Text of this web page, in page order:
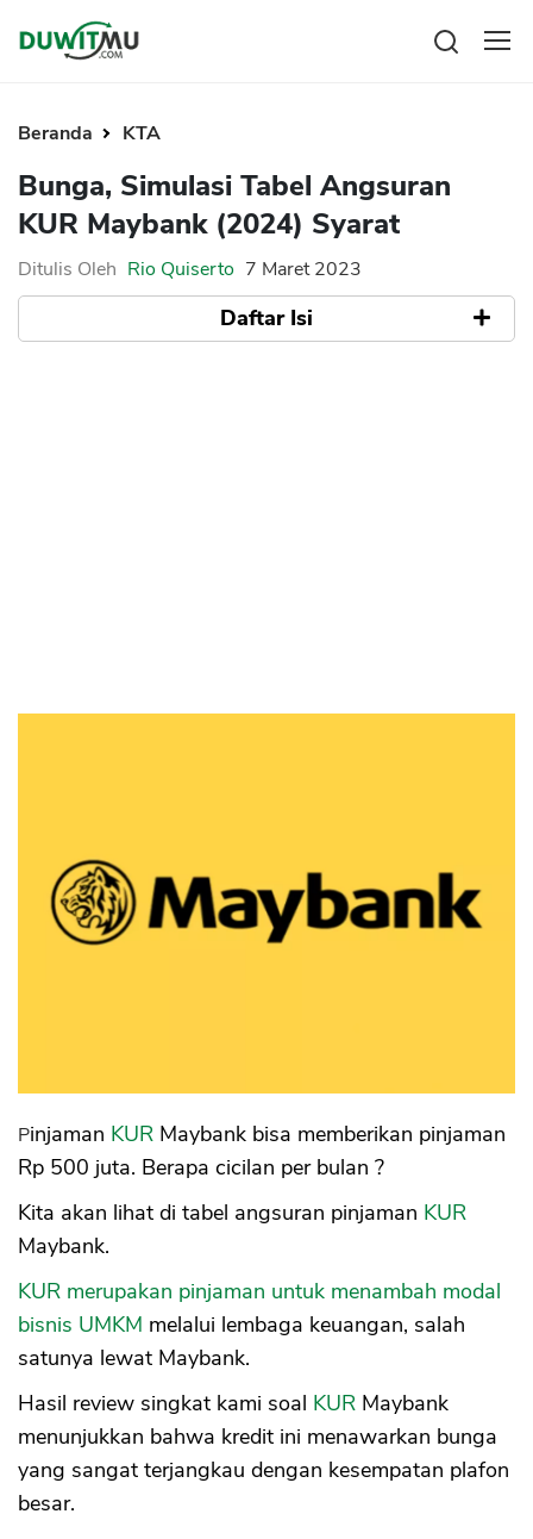
Reksadana
Saham
Bitcoin
KTA
KPR
Sekuritas Saham
Bank Digital
Crypto
Assets Crypto
Exchange
Asuransi
Asuransi Jiwa
Asuransi Kesehatan
Asuransi Syariah
Beranda KTA
Bunga, Simulasi Tabel Angsuran
KUR Maybank (2024) Syarat
Ditulis Oleh Rio Quiserto 7 Maret 2023
Daftar Isi
Pinjaman KUR Maybank bisa memberikan pinjaman
Rp 500 juta. Berapa cicilan per bulan ?
Kita akan lihat di tabel angsuran pinjaman KUR
Maybank.
KUR merupakan pinjaman untuk menambah modal
bisnis UMKM melalui lembaga keuangan, salah
satunya lewat Maybank.
Hasil review singkat kami soal KUR Maybank
menunjukkan bahwa kredit ini menawarkan bunga
yang sangat terjangkau dengan kesempatan plafon
besar.